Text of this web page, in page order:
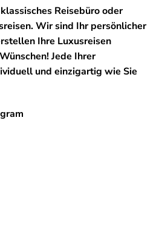
Reisebüro oder
Wir sind Ihr persönlicher
Ihre Luxusreisen
Jede Ihrer
und einzigartig wie Sie